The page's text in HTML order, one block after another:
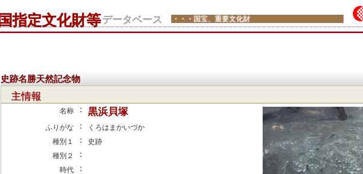
国指定文化財等データベース ・・・国宝、重要文化財
史跡名勝天然記念物
主情報
名称 ： 黒浜貝塚
ふりがな ：
くろはまかいづか
種別１
：
史跡
種別２
：
時代 ：